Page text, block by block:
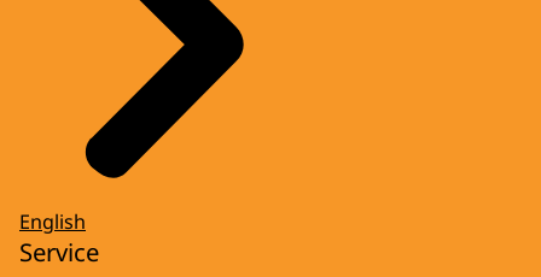
English
Service